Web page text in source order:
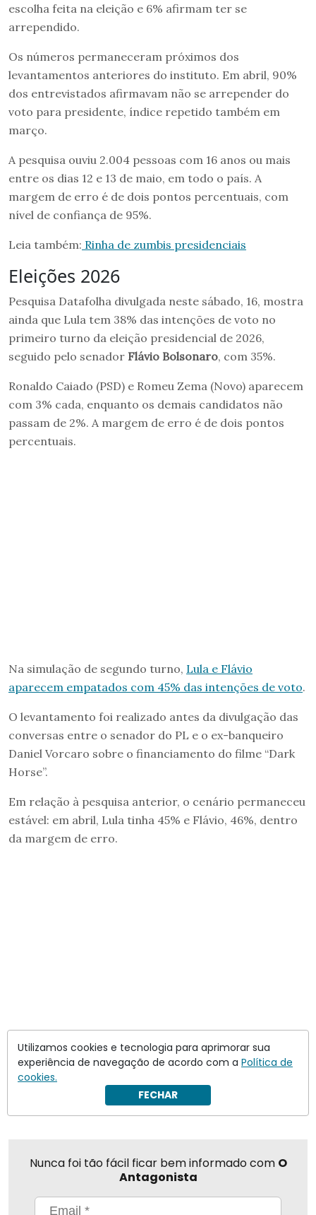
escolha feita na eleição e 6% afirmam ter se
arrependido.
Os números permaneceram próximos dos
levantamentos anteriores do instituto. Em abril, 90%
dos entrevistados afirmavam não se arrepender do
voto para presidente, índice repetido também em
março.
A pesquisa ouviu 2.004 pessoas com 16 anos ou mais
entre os dias 12 e 13 de maio, em todo o país. A
margem de erro é de dois pontos percentuais, com
nível de confiança de 95%.
Leia também: Rinha de zumbis presidenciais
Eleições 2026
Pesquisa Datafolha divulgada neste sábado, 16, mostra
ainda que Lula tem 38% das intenções de voto no
primeiro turno da eleição presidencial de 2026,
seguido pelo senador Flávio Bolsonaro, com 35%.
Ronaldo Caiado (PSD) e Romeu Zema (Novo) aparecem
com 3% cada, enquanto os demais candidatos não
passam de 2%. A margem de erro é de dois pontos
percentuais.
Na simulação de segundo turno, Lula e Flávio
aparecem empatados com 45% das intenções de voto.
O levantamento foi realizado antes da divulgação das
conversas entre o senador do PL e o ex-banqueiro
Daniel Vorcaro sobre o financiamento do filme “Dark
Horse”.
Em relação à pesquisa anterior, o cenário permaneceu
estável: em abril, Lula tinha 45% e Flávio, 46%, dentro
da margem de erro.
Compartilhar
Nunca foi tão fácil ficar bem informado com O
Antagonista
Utilizamos cookies e tecnologia para aprimorar sua
experiência de navegação de acordo com a Política de
cookies.
FECHAR